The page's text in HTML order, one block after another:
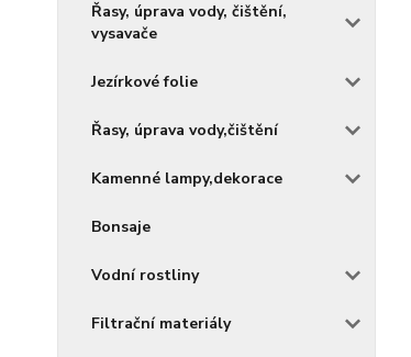
Řasy, úprava vody, čištění,
vysavače
Jezírkové folie
Řasy, úprava vody,čištění
Kamenné lampy,dekorace
Bonsaje
Vodní rostliny
Filtrační materiály